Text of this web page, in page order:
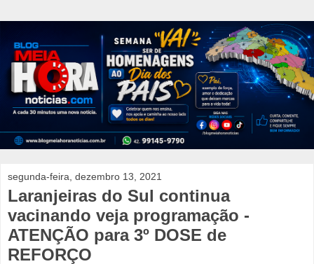
segunda-feira, dezembro 13, 2021
Laranjeiras do Sul continua
vacinando veja programação -
ATENÇÃO para 3º DOSE de
REFORÇO